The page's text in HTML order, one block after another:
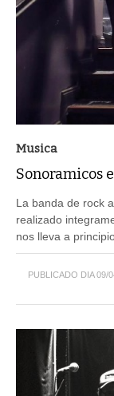
Musica
Sonoramicos
La banda de rock
realizado
nos lleva a
PUBLICADO DIA 09/